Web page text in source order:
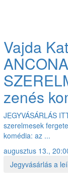
Vajda
zenés
JEGYVÁSÁRLÁS
szerelmesek
komédia: az ...
augusztus 13.,
Jegyvásárlás a